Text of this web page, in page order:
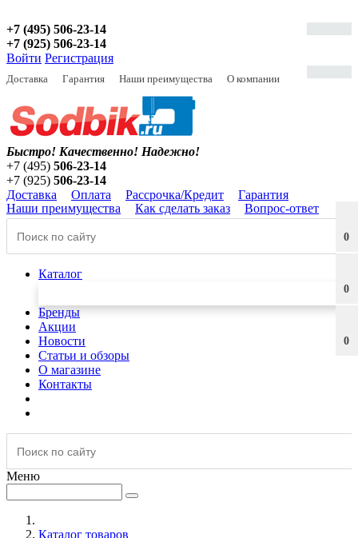
+7 (495) 506-23-14
+7 (925) 506-23-14
Войти Регистрация
Доставка Гарантия Наши преимущества О компании
0
0
0
Быстро! Качественно! Надежно!
+7 (495) 506-23-14
+7 (925) 506-23-14
Доставка
Оплата Рассрочка/Кредит
Гарантия
Наши преимущества
Как сделать заказ Вопрос-ответ
Каталог
Бренды
Акции
Новости
Статьи и обзоры
О магазине
Контакты
Меню
Каталог товаров